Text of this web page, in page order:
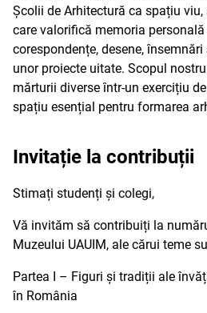
Școlii de Arhitectură ca spațiu
care valorifică memoria personală
corespondențe, desene,
unor proiecte uitate. Scopul
mărturii diverse într-un exercițiu
spațiu esențial pentru formarea
Invitație la contribuții
Stimați studenți și colegi,
Vă invităm să contribuiți la
Muzeului UAUIM, ale cărui teme
Partea I – Figuri și tradiții ale
în România